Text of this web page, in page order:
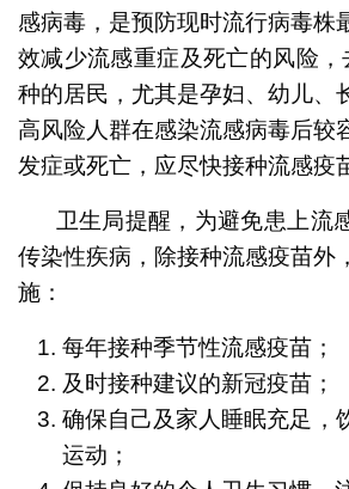
感病毒，是预防现时流行病毒株
效减少流感重症及死亡的风险
种的居民，尤其是孕妇、幼儿、
高风险人群在感染流感病毒后较
发症或死亡，应尽快接种流感疫
卫生局提醒，为避免患上流
传染性疾病，除接种流感疫苗外
施：
每年接种季节性流感疫苗；
及时接种建议的新冠疫苗；
确保自己及家人睡眠充足，
运动；